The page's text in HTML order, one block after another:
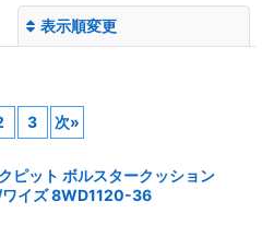
表示順変更
3 次»
ピット ボルスタークッション
イズ 8WD1120-36